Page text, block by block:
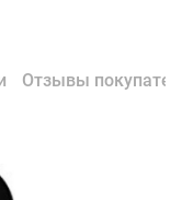
Отзывы